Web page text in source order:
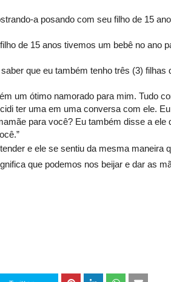
a posando com seu filho de 15
de 15 anos tivemos um bebê no ano
que eu também tenho três (3)
um ótimo namorado para mim. Tudo
ter uma em uma conversa com ele.
para você? Eu também disse a
e ele se sentiu da mesma maneira
que podemos nos beijar e dar as